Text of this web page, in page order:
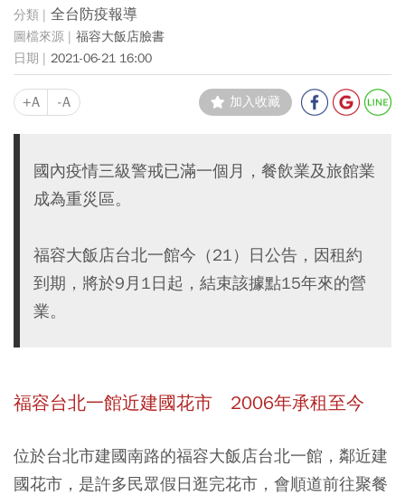
全台防疫報導
福容大飯店臉書
2021-06-21 16:00
+A -A 加入收藏
國內疫情三級警戒已滿一個月，餐飲業及旅館業
成為重災區。
福容大飯店台北一館今（21）日公告，因租約
到期，將於9月1日起，結束該據點15年來的營
業。
福容台北一館近建國花市 2006年承租至今
位於台北市建國南路的福容大飯店台北一館，鄰近建
國花市，是許多民眾假日逛完花市，會順道前往聚餐